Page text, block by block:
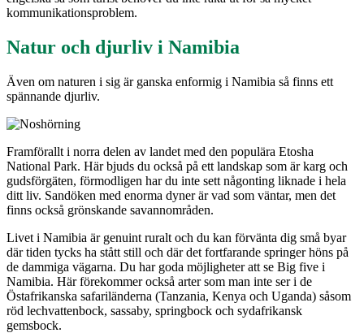
kommunikationsproblem.
Natur och djurliv i Namibia
Även om naturen i sig är ganska enformig i Namibia så finns ett
spännande djurliv.
Framförallt i norra delen av landet med den populära Etosha
National Park. Här bjuds du också på ett landskap som är karg och
gudsförgäten, förmodligen har du inte sett någonting liknade i hela
ditt liv. Sandöken med enorma dyner är vad som väntar, men det
finns också grönskande savannområden.
Livet i Namibia är genuint ruralt och du kan förvänta dig små byar
där tiden tycks ha stått still och där det fortfarande springer höns på
de dammiga vägarna. Du har goda möjligheter att se Big five i
Namibia. Här förekommer också arter som man inte ser i de
Östafrikanska safariländerna (Tanzania, Kenya och Uganda) såsom
röd lechvattenbock, sassaby, springbock och sydafrikansk
gemsbock.